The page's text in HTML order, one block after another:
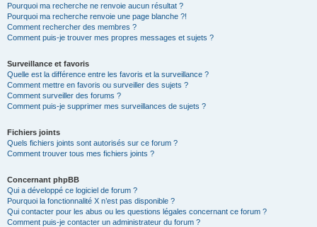
Pourquoi ma recherche ne renvoie aucun résultat ?
Pourquoi ma recherche renvoie une page blanche ?!
Comment rechercher des membres ?
Comment puis-je trouver mes propres messages et sujets ?
Surveillance et favoris
Quelle est la différence entre les favoris et la surveillance ?
Comment mettre en favoris ou surveiller des sujets ?
Comment surveiller des forums ?
Comment puis-je supprimer mes surveillances de sujets ?
Fichiers joints
Quels fichiers joints sont autorisés sur ce forum ?
Comment trouver tous mes fichiers joints ?
Concernant phpBB
Qui a développé ce logiciel de forum ?
Pourquoi la fonctionnalité X n’est pas disponible ?
Qui contacter pour les abus ou les questions légales concernant ce forum ?
Comment puis-je contacter un administrateur du forum ?